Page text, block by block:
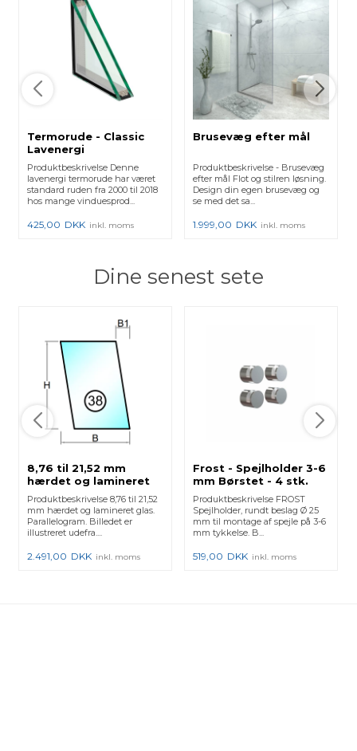
Termorude - Classic
Lavenergi
Produktbeskrivelse Denne
lavenergi termorude har været
standard ruden fra 2000 til 2018
hos mange vinduesprod...
425,00 DKK inkl. moms
Brusevæg efter mål
Produktbeskrivelse - Brusevæg
efter mål Flot og stilren løsning.
Design din egen brusevæg og
se med det sa...
1.999,00 DKK inkl. moms
Dine senest sete
8,76 til 21,52 mm
hærdet og lamineret
glas med poleret kant
- Figur 38
Produktbeskrivelse 8,76 til 21,52
mm hærdet og lamineret glas.
Parallelogram. Billedet er
illustreret udefra....
2.491,00 DKK inkl. moms
Frost - Spejlholder 3-6
mm Børstet - 4 stk.
Produktbeskrivelse FROST
Spejlholder, rundt beslag Ø 25
mm til montage af spejle på 3-6
mm tykkelse. B...
519,00 DKK inkl. moms